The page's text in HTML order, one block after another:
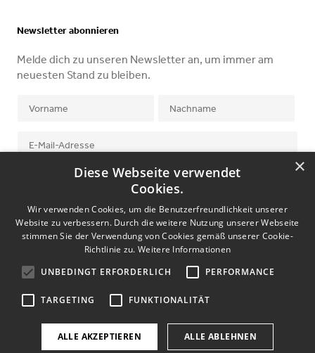
Newsletter abonnieren
Melde dich zu unseren Newsletter an, um immer am
neuesten Stand zu bleiben.
Ich stimme derDatenschutzerklärungzu.
©2026halle2. Alle Rechte vorbehalten.
×
Diese Webseite verwendet
Cookies.
Wir verwenden Cookies, um die Benutzerfreundlichkeit unserer
Website zu verbessern. Durch die weitere Nutzung unserer Webseite
stimmen Sie der Verwendung von Cookies gemäß unserer Cookie-
Richtlinie zu.Weitere Informationen
UNBEDINGT ERFORDERLICH
PERFORMANCE
TARGETING FUNKTIONALITÄT
ALLE AKZEPTIEREN ALLE ABLEHNEN